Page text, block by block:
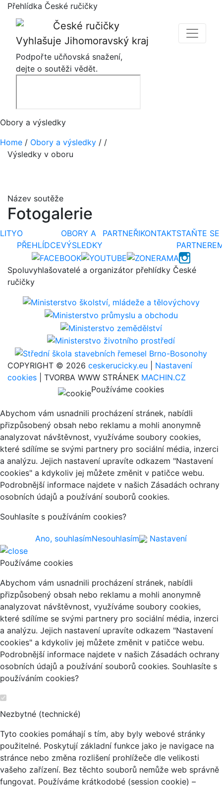
Přehlídka České ručičky
Vyhlašuje Jihomoravský kraj
Podpořte učňovská snažení,
dejte o soutěži vědět.
Obory a výsledky
Home / Obory a výsledky / /
Výsledky v oboru
Název soutěže
Fotogalerie
O
PŘEHLÍDCE
OBORY A
VÝSLEDKY
PARTNEŘIKONTAKTSTAŇTE SE
Spoluvyhlašovatelé a organizátor přehlídky České
ručičky
COPYRIGHT © 2026 ceskerucicky.eu
Nastavení
cookies | TVORBA WWW STRÁNEK MACHIN.CZ
Používáme cookies
Abychom vám usnadnili procházení stránek, nabídli
přizpůsobený obsah nebo reklamu a mohli anonymně
analyzovat návštěvnost, využíváme soubory cookies,
které sdílíme se svými partnery pro sociální média, inzerci
a analýzu. Jejich nastavení upravíte odkazem "Nastavení
cookies" a kdykoliv jej můžete změnit v patičce webu.
Podrobnější informace najdete v našich Zásadách ochrany
osobních údajů a používání souborů cookies.
Souhlasíte s používáním cookies?
Ano, souhlasímNesouhlasím Nastavení
Používáme cookies
Abychom vám usnadnili procházení stránek, nabídli
přizpůsobený obsah nebo reklamu a mohli anonymně
analyzovat návštěvnost, využíváme soubory cookies,
které sdílíme se svými partnery pro sociální média, inzerci
a analýzu. Jejich nastavení upravíte odkazem "Nastavení
cookies" a kdykoliv jej můžete změnit v patičce webu.
Podrobnější informace najdete v našich Zásadách ochrany
osobních údajů a používání souborů cookies. Souhlasíte s
používáním cookies?
Nezbytné (technické)
Tyto cookies pomáhají s tím, aby byly webové stránky
použitelné. Poskytují základní funkce jako je navigace na
stránce nebo změna rozlišení prohlížeče dle velikosti
vašeho zařízení. Bez těchto souborů nemůže web správně
fungovat. Používáme krátkodobé (session cookie) –